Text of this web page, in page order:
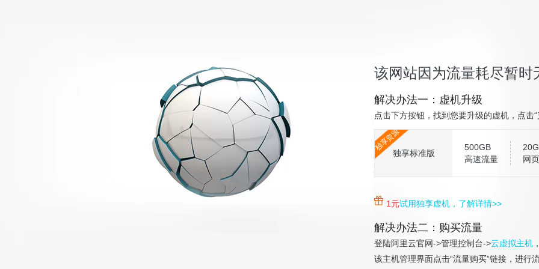
该网站因为流量耗尽暂时
解决办法一：虚机升级
点击下方按钮，找到您要升级的虚机，点击
独享资源
独享标准版
500GB
高速流量
网
1元试用独享虚机，了解详情>>
解决办法二：购买流量
登陆阿里云官网->管理控制台->云虚拟主机
该主机管理界面点击“流量购买”链接，进行